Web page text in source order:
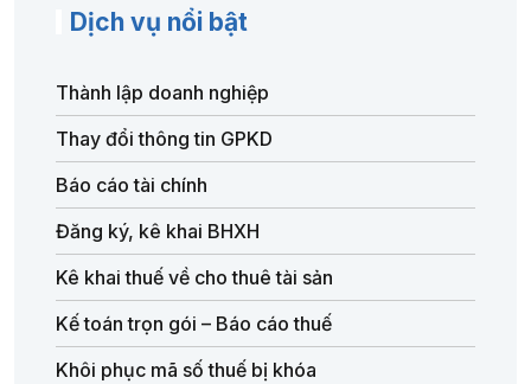
Dịch vụ nổi bật
Thành lập doanh nghiệp
Thay đổi thông tin GPKD
Báo cáo tài chính
Đăng ký, kê khai BHXH
Kê khai thuế về cho thuê tài sản
Kế toán trọn gói – Báo cáo thuế
Khôi phục mã số thuế bị khóa